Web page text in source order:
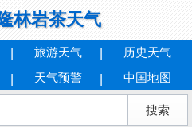
林岩茶天气
旅游天气
历史天气
天气预警 中国地图